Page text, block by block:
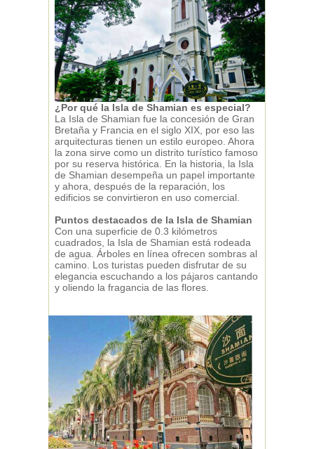
¿Por qué la Isla de Shamian es especial?
La Isla de Shamian fue la concesión de Gran
Bretaña y Francia en el siglo XIX, por eso las
arquitecturas tienen un estilo europeo. Ahora
la zona sirve como un distrito turístico famoso
por su reserva histórica. En la historia, la Isla
de Shamian desempeña un papel importante
y ahora, después de la reparación, los
edificios se convirtieron en uso comercial.
Puntos destacados de la Isla de Shamian
Con una superficie de 0.3 kilómetros
cuadrados, la Isla de Shamian está rodeada
de agua. Árboles en línea ofrecen sombras al
camino. Los turistas pueden disfrutar de su
elegancia escuchando a los pájaros cantando
y oliendo la fragancia de las flores.